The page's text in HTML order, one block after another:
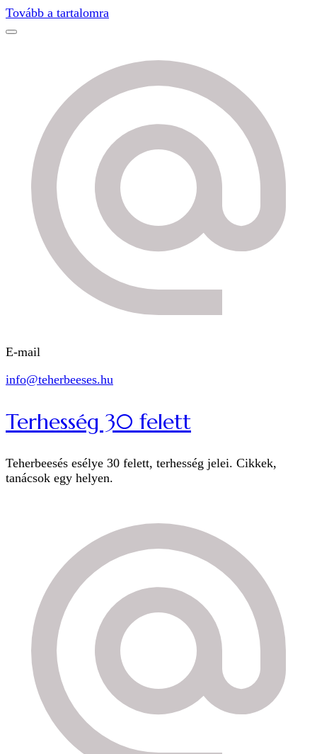
Tovább a tartalomra
E-mail
info@teherbeeses.hu
Terhesség 30 felett
Teherbeesés esélye 30 felett, terhesség jelei. Cikkek,
tanácsok egy helyen.